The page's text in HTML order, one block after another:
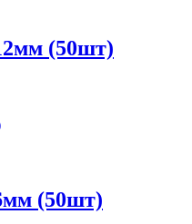
(50шт)
(50шт)